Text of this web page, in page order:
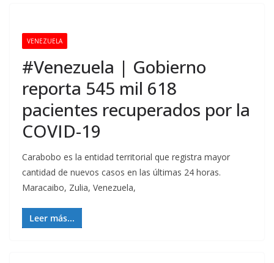
VENEZUELA
#Venezuela | Gobierno
reporta 545 mil 618
pacientes recuperados por la
COVID-19
Carabobo es la entidad territorial que registra mayor
cantidad de nuevos casos en las últimas 24 horas.
Maracaibo, Zulia, Venezuela,
Leer más...